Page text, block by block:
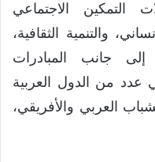
التمكين الاجتماعي
والتنمية الثقافية،
إلى جانب المبادرات
عدد من الدول العربية
العربي والأفريقي،